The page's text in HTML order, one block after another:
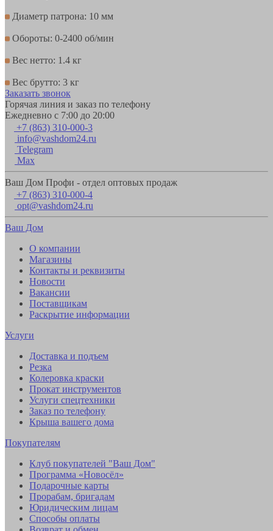
Диаметр патрона: 10 мм
Обороты: 0-2400 об/мин
Вес нетто: 1.4 кг
Вес брутто: 3 кг
Заказать звонок
Горячая линия и заказ по телефону
Ежедневно с 7:00 до 20:00
+7 (863) 310-000-3
info@vashdom24.ru
Telegram
Max
Ваш Дом Профи - отдел оптовых продаж
+7 (863) 310-000-4
opt@vashdom24.ru
Ваш Дом
О компании
Магазины
Контакты и реквизиты
Новости
Вакансии
Поставщикам
Раскрытие информации
Услуги
Доставка и подъем
Резка
Колеровка краски
Прокат инструментов
Услуги спецтехники
Заказ по телефону
Крыша вашего дома
Покупателям
Клуб покупателей "Ваш Дом"
Программа «Новосёл»
Подарочные карты
Прорабам, бригадам
Юридическим лицам
Способы оплаты